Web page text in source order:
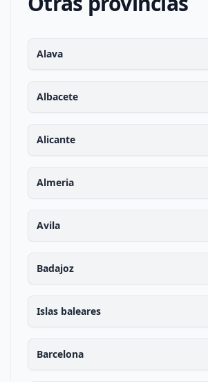
Alava
Albacete
Alicante
Almeria
Avila
Badajoz
Islas baleares
Barcelona